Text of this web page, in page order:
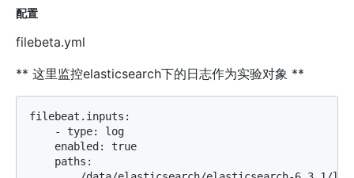
配置
filebeta.yml
** 这里监控elasticsearch下的日志作为实验对象 **
filebeat.inputs:
    - type: log
    enabled: true
    paths: